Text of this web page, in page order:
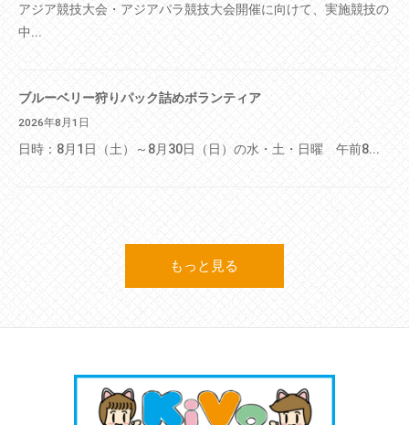
アジア競技大会・アジアパラ競技大会開催に向けて、実施競技の
中...
ブルーベリー狩りパック詰めボランティア
2026年8月1日
日時：8月1日（土）～8月30日（日）の水・土・日曜 午前8...
もっと見る